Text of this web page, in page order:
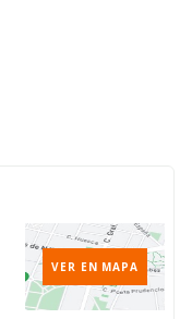
VER EN MAPA